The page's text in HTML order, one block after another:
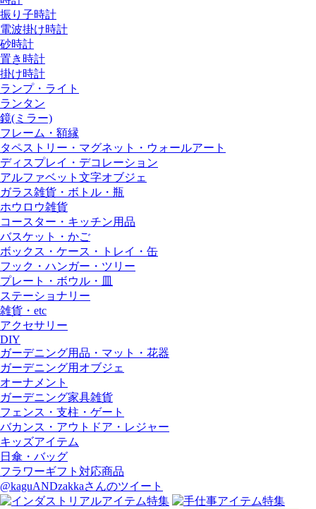
振り子時計
電波掛け時計
砂時計
置き時計
掛け時計
ランプ・ライト
ランタン
鏡(ミラー)
フレーム・額縁
タペストリー・マグネット・ウォールアート
ディスプレイ・デコレーション
アルファベット文字オブジェ
ガラス雑貨・ボトル・瓶
ホウロウ雑貨
コースター・キッチン用品
バスケット・かご
ボックス・ケース・トレイ・缶
フック・ハンガー・ツリー
プレート・ボウル・皿
ステーショナリー
雑貨・etc
アクセサリー
DIY
ガーデニング用品・マット・花器
ガーデニング用オブジェ
オーナメント
ガーデニング家具雑貨
フェンス・支柱・ゲート
バカンス・アウトドア・レジャー
キッズアイテム
日傘・バッグ
フラワーギフト対応商品
@kaguANDzakkaさんのツイート